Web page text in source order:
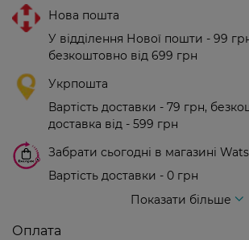
Нова пошта
У відділення Нової пошти - 99
безкоштовно від 699 грн
Укрпошта
Вартість доставки - 79 грн,
доставка від - 599 грн
Забрати сьогодні в магазині
Вартість доставки - 0 грн
Показати більше
Оплата